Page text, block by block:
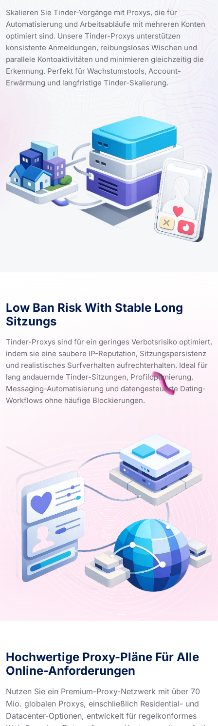
Skalieren Sie Tinder-Vorgänge mit Proxys, die für
Automatisierung und Arbeitsabläufe mit mehreren Konten
optimiert sind. Unsere Tinder-Proxys unterstützen
konsistente Anmeldungen, reibungsloses Wischen und
parallele Kontoaktivitäten und minimieren gleichzeitig die
Erkennung. Perfekt für Wachstumstools, Account-
Erwärmung und langfristige Tinder-Skalierung.
Low Ban Risk With Stable Long
Sitzungs
Tinder-Proxys sind für ein geringes Verbotsrisiko optimiert,
indem sie eine saubere IP-Reputation, Sitzungspersistenz
und realistisches Surfverhalten aufrechterhalten. Ideal für
lang andauernde Tinder-Sitzungen, Profiloptimierung,
Messaging-Automatisierung und datengesteuerte Dating-
Workflows ohne häufige Blockierungen.
Hochwertige Proxy-Pläne Für Alle
Online-Anforderungen
Nutzen Sie ein Premium-Proxy-Netzwerk mit über 70
Mio. globalen Proxys, einschließlich Residential- und
Datacenter-Optionen, entwickelt für regelkonformes